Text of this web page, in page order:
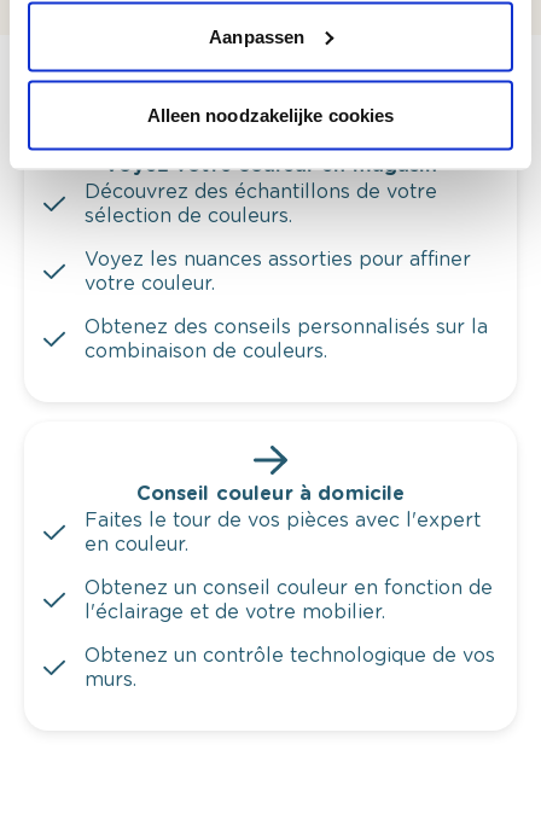
Aanpassen
Alleen noodzakelijke cookies
Voyez votre couleur en magasin
Découvrez des échantillons de votre
sélection de couleurs.
Voyez les nuances assorties pour affiner
votre couleur.
Obtenez des conseils personnalisés sur la
combinaison de couleurs.
Conseil couleur à domicile
Faites le tour de vos pièces avec l'expert
en couleur.
Obtenez un conseil couleur en fonction de
l'éclairage et de votre mobilier.
Obtenez un contrôle technologique de vos
murs.